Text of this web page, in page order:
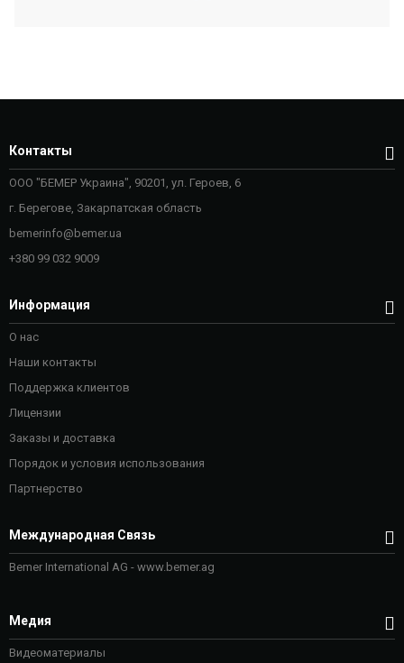
Контакты
ООО "БЕМЕР Украина" 90201, ул. Героев , 6
г Берегове Закарпатская область
bemerinfo@bemer.ua
+380 99 032 9009
Информация
О нас
Наши контакты
Поддержка клиентов
Лицензии
Заказы и доставка
Порядок и условия использования
Партнерство
Международная Связь
Bemer International AG - www.bemer.ag
Медия
Видеоматериалы